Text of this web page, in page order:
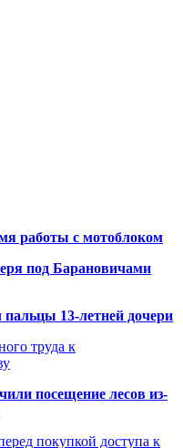
работы с мотоблоком
под Барановичами
13-летней дочери
труда к
посещение лесов из-
покупкой доступа к